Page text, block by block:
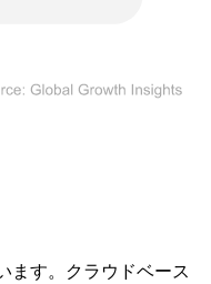
ます。クラウドベース